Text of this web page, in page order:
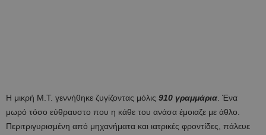
Η μικρή Μ.Τ. γεννήθηκε ζυγίζοντας μόλις 910 γραμμάρια . Ένα
μωρό τόσο εύθραυστο που η κάθε του ανάσα έμοιαζε με άθλο.
Περιτριγυρισμένη από μηχανήματα και ιατρικές φροντίδες, πάλευε